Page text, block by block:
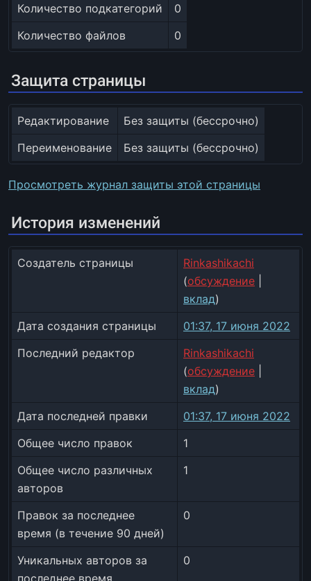
Количество подкатегорий
0
Количество файлов
0
Защита страницы
Редактирование
Без защиты (бессрочно)
Переименование
Без защиты (бессрочно)
Просмотреть журнал защиты этой страницы
История изменений
Создатель страницы
Rinkashikachi
(обсуждение
вклад)
Дата создания страницы
01:37, 17 июня 2022
Последний редактор
Rinkashikachi
(обсуждение
вклад)
Дата последней правки
01:37, 17 июня 2022
Общее число правок
1
Общее число различных
авторов
1
Правок за последнее
время (в течение 90 дней)
0
Уникальных авторов за
0